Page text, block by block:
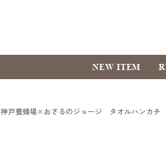
NEW ITEM
神戸養蜂場×おさるのジョージ タオルハンカチ